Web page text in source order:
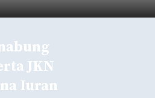
JKN
Iuran